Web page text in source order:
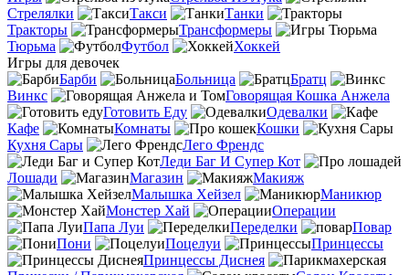
Стрелялки
Такси
Танки
Тракторы
Трансформеры
Тюрьма
Футбол
Хоккей
Игры для девочек
Барби
Больница
Братц
Винкс
Говорящая Кошка Анжела
Готовить Еду
Одевалки
Кафе
Комнаты
Кошки
Кухня Сары
Лего Френдс
Леди Баг И Супер Кот
Лошади
Магазин
Макияж
Малышка Хейзел
Маникюр
Монстер Хай
Операции
Папа Луи
Переделки
Повар
Пони
Поцелуи
Принцессы
Принцессы Диснея